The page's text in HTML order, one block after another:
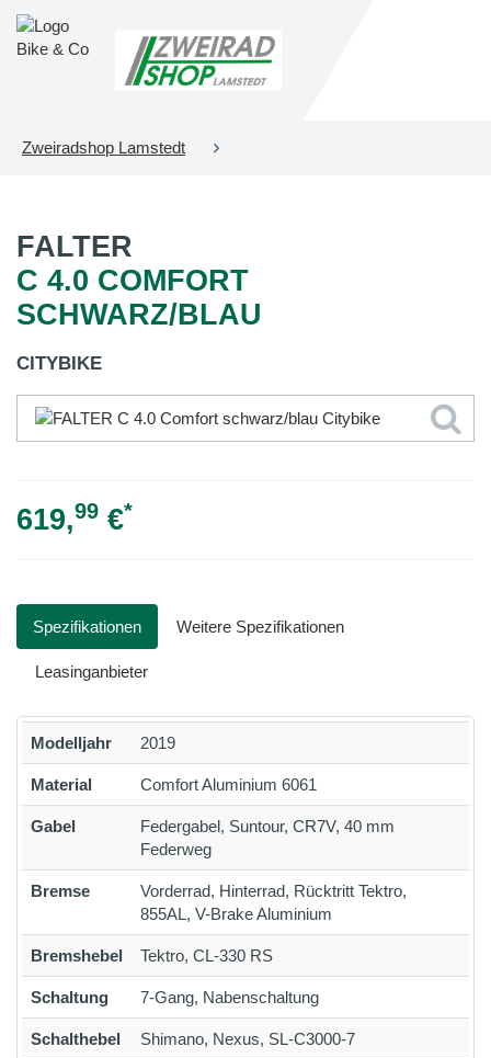
Zweiradshop Lamstedt
FALTER
C 4.0 COMFORT
SCHWARZ/BLAU
CITYBIKE
619,99 €*
Spezifikationen Weitere Spezifikationen
Leasinganbieter
Modelljahr 2019
Material Comfort Aluminium 6061
Gabel
Federgabel, Suntour, CR7V, 40 mm
Federweg
Bremse
Vorderrad, Hinterrad, Rücktritt Tektro,
855AL, V-Brake Aluminium
Bremshebel Tektro, CL-330 RS
Schaltung 7-Gang, Nabenschaltung
Schalthebel Shimano, Nexus, SL-C3000-7